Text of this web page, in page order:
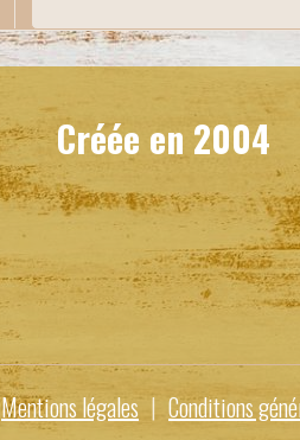
Créée en 2004
Mentions légales Conditions